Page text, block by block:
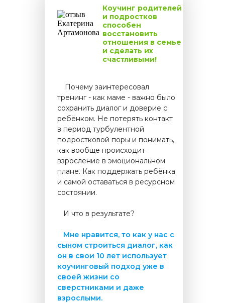
Почему заинтересовал
тренинг - как маме - важно было
сохранить диалог и доверие с
ребёнком. Не потерять контакт
в период турбулентной
подростковой поры и понимать,
как вообще происходит
взросление в эмоциональном
плане. Как поддержать ребёнка
и самой оставаться в ресурсном
состоянии.
И что в результате?
Мне нравится, то как у нас с
сыном строиться диалог, как
он в свои 10 лет использует
коучинговый подход уже в
своей жизни со
сверстниками и даже
взрослыми.
Коучинг родителей
и подростков
способен
восстановить
отношения в семье
и сделать их
счастливыми!